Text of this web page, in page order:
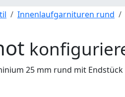
Innenlaufgarnituren rund
25 mm rund mit Endstück